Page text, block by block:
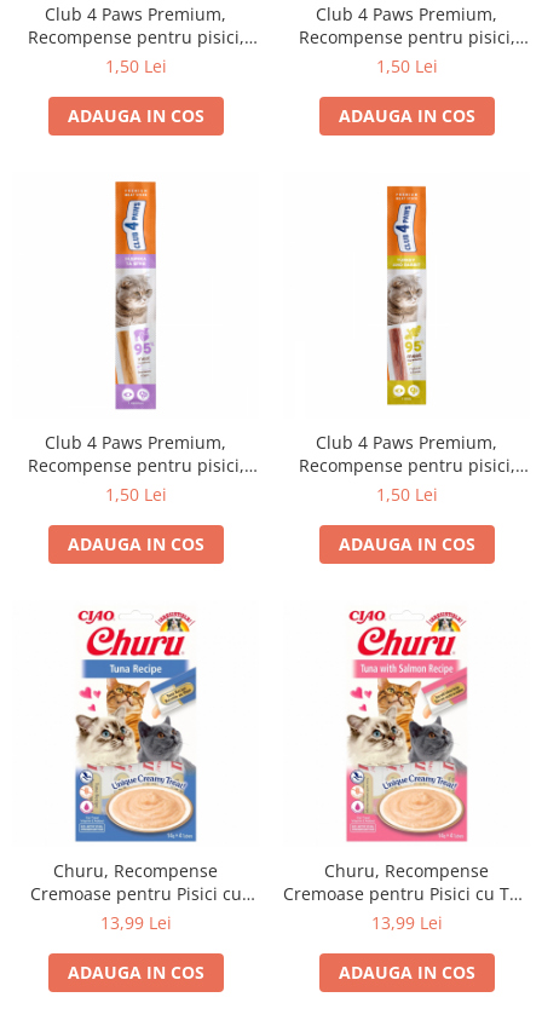
Club 4 Paws Premium,
Recompense pentru pisici,
stick cu somon si cod, 5g
1,50 Lei
ADAUGA IN COS
Club 4 Paws Premium,
Recompense pentru pisici,
stick cu pui si pastrav, 5g
1,50 Lei
ADAUGA IN COS
Club 4 Paws Premium,
Recompense pentru pisici,
stick Stick moale pentru pisici,
Gustare savuroasa pentru
rasfatul zilnic al pisicilor
1,50 Lei
ADAUGA IN COS
Club 4 Paws Premium,
Recompense pentru pisici,
stick cu iepure si curcan, 5g
1,50 Lei
ADAUGA IN COS
Churu, Recompense
Cremoase pentru Pisici cu
Ton, 4x14g
13,99 Lei
ADAUGA IN COS
Churu, Recompense
Cremoase pentru Pisici cu Ton
si Somon, 4x14g
13,99 Lei
ADAUGA IN COS